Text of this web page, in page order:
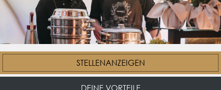
STELLENANZEIGEN